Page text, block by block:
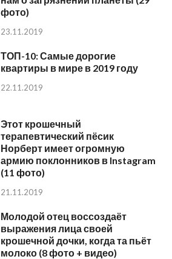
фото)
23.11.2019
ТОП-10: Самые дорогие
квартиры в мире в 2019 году
22.11.2019
Этот крошечный
терапевтический пёсик
Норберт имеет огромную
армию поклонников в Instagram
(11 фото)
21.11.2019
Молодой отец воссоздаёт
выражения лица своей
крошечной дочки, когда та пьёт
молоко (8 фото + видео)